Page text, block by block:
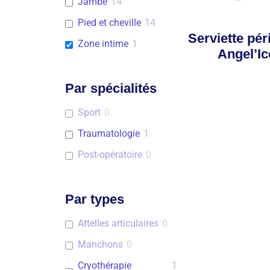
Pied et cheville 14
Zone intime 1
Par spécialités
Sport 0
Traumatologie 1
Post-opératoire 0
Par types
Attelles articulaires 0
Manchons 0
Cryothérapie
1
Serviette